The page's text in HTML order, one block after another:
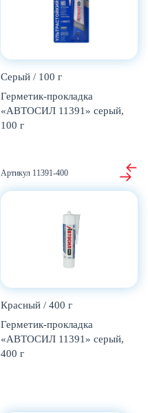
Серый / 100 г
Герметик-прокладка
«АВТОСИЛ 11391» серый,
100 г
11391-400
Красный / 400 г
Герметик-прокладка
«АВТОСИЛ 11391» серый,
400 г